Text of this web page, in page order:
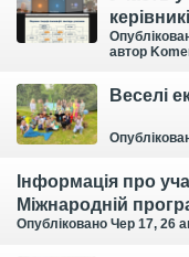
освіти
автор
Веселі
Інформація про
Міжнародній
Опубліковано Чер 17, 26